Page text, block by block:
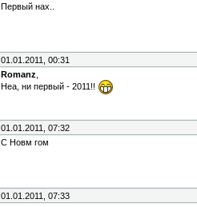
Первый нах..
01.01.2011, 00:31
Romanz
Неа, ни первый - 2011!!
01.01.2011, 07:32
С Новм гом
01.01.2011, 07:33